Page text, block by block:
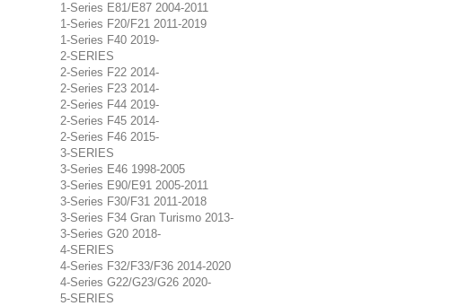
1-Series E81/E87 2004-2011
1-Series F20/F21 2011-2019
1-Series F40 2019-
2-SERIES
2-Series F22 2014-
2-Series F23 2014-
2-Series F44 2019-
2-Series F45 2014-
2-Series F46 2015-
3-SERIES
3-Series E46 1998-2005
3-Series E90/E91 2005-2011
3-Series F30/F31 2011-2018
3-Series F34 Gran Turismo 2013-
3-Series G20 2018-
4-SERIES
4-Series F32/F33/F36 2014-2020
4-Series G22/G23/G26 2020-
5-SERIES